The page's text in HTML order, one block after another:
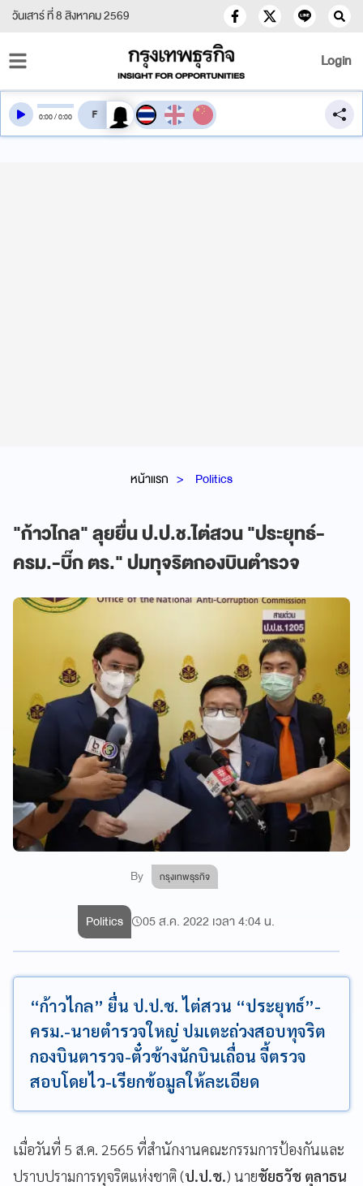
วันเสาร์ ที่ 8 สิงหาคม 2569
Login
หน้าแรก Politics
"ก้าวไกล" ลุยยื่น ป.ป.ช.ไต่สวน "ประยุทธ์-
ครม.-บิ๊ก ตร." ปมทุจริตกองบินตำรวจ
By กรุงเทพธุรกิจ
0:00/0:00 สลับเสียงอ่าน
Politics 05 ส.ค. 2022 เวลา 4:04 น.
“ก้าวไกล” ยื่น ป.ป.ช. ไต่สวน “ประยุทธ์”-
ครม.-นายตำรวจใหญ่ ปมเตะถ่วงสอบทุจริต
กองบินตารวจ-ตั๋วช้างนักบินเถื่อน จี้ตรวจ
สอบโดยไว-เรียกข้อมูลให้ละเอียด
เมื่อวันที่ 5 ส.ค. 2565 ที่สำนักงานคณะกรรมการป้องกันและ
ปราบปรามการทุจริตแห่งชาติ (ป.ป.ช.) นายชัยธวัช ตุลาธน